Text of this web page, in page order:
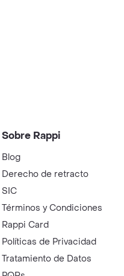
Sobre Rappi
Blog
Derecho de retracto
SIC
Términos y Condiciones
Rappi Card
Políticas de Privacidad
Tratamiento de Datos